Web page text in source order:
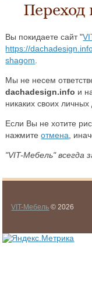
Вы покидаете сайт "
https://
shagom
Мы не несем
dachadesign.info и
никаких своих
Если Вы не хотите
нажмитеотмена ,
"VIT-Мебель" всегда
VIT-Мебель © 2026